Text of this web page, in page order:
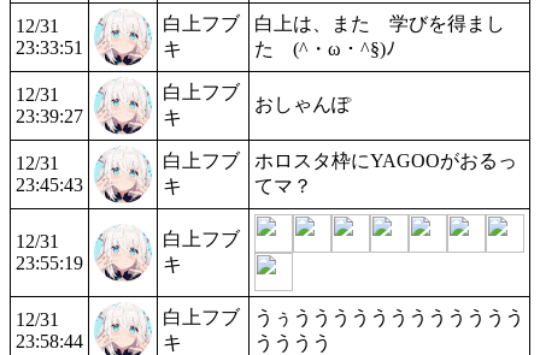
12/31
23:33:51
白上フブ
キ
白上は、また 学びを得まし
た (^・ω・^§)ﾉ
12/31
23:39:27
白上フブ
キ
おしゃんぽ
12/31
23:45:43
白上フブ
キ
ホロスタ枠にYAGOOがおるっ
てマ？
12/31
23:55:19
白上フブ
キ
12/31
23:58:44
白上フブ
キ
うぅうううううううううううう
うううう